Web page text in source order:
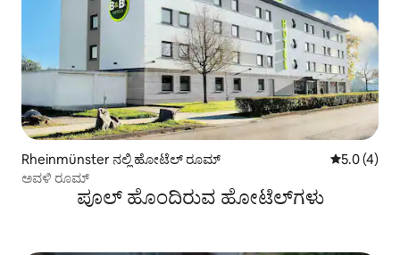
Rheinmünster ನಲ್ಲಿ ಹೋಟೆಲ್ ರೂಮ್ 5 ರಲ್ಲಿ 5.0
5.0 (4)
ಅವಳಿ ರೂಮ್
ಪೂಲ್ ಹೊಂದಿರುವ ಹೋಟೆಲ್‌ಗಳು